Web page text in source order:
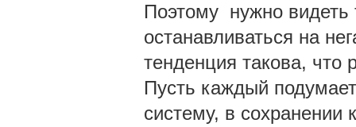
Поэтому нужно видеть
останавливаться на
тенденция такова,
Пусть каждый
систему, в сохранении